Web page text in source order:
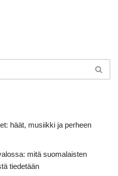
häät, musiikki ja perheen
mitä suomalaisten
tiedetään